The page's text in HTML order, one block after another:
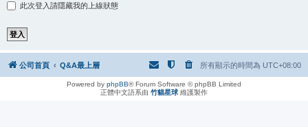
此次登入請隱藏我的上線狀態
公司首頁 Q&A最上層 所有顯示的時間為 UTC+08:00
Powered by phpBB® Forum Software © phpBB Limited
正體中文語系由 竹貓星球 維護製作